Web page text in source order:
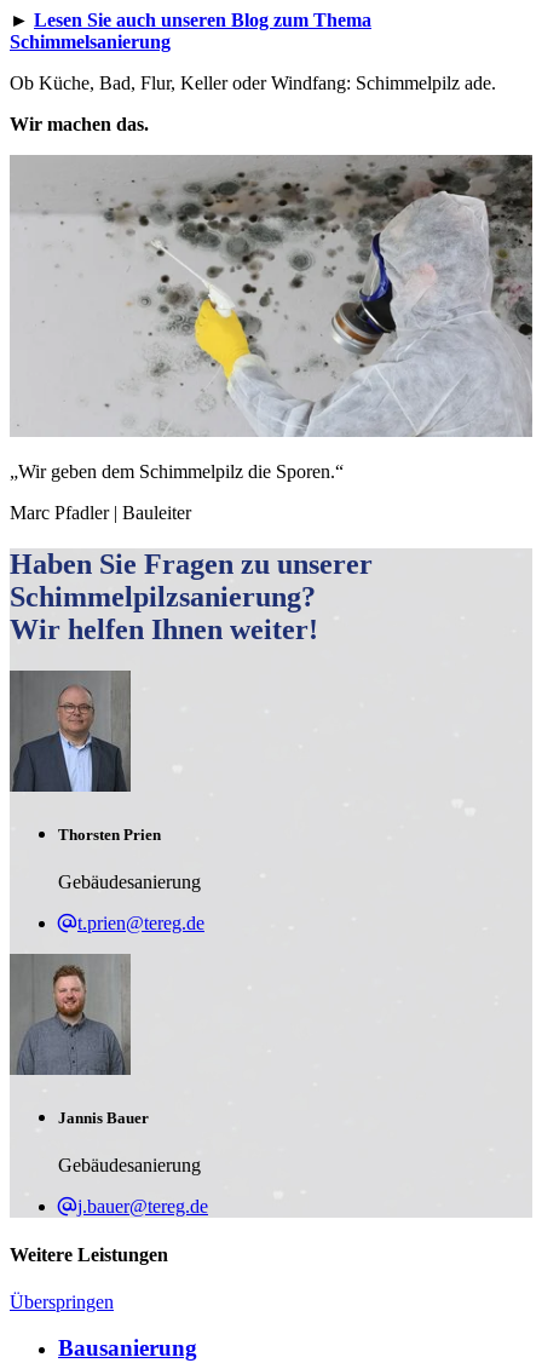
► Lesen Sie auch unseren Blog zum Thema
Schimmelsanierung
Ob Küche, Bad, Flur, Keller oder Windfang: Schimmelpilz ade.
Wir machen das.
„Wir geben dem Schimmelpilz die Sporen.“
Marc Pfadler | Bauleiter
Haben Sie Fragen zu unserer
Schimmelpilzsanierung?
Wir helfen Ihnen weiter!
Thorsten Prien
Gebäudesanierung
t.prien@tereg.de
Jannis Bauer
Gebäudesanierung
j.bauer@tereg.de
Weitere Leistungen
Überspringen
Bausanierung